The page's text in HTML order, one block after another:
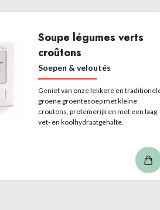
Soupe légumes verts
croûtons
Soepen & veloutés
Geniet van onze lekkere en
groene groentesoep met kleine
croutons, proteïnerijk en met een laag
vet- en koolhydraatgehalte.